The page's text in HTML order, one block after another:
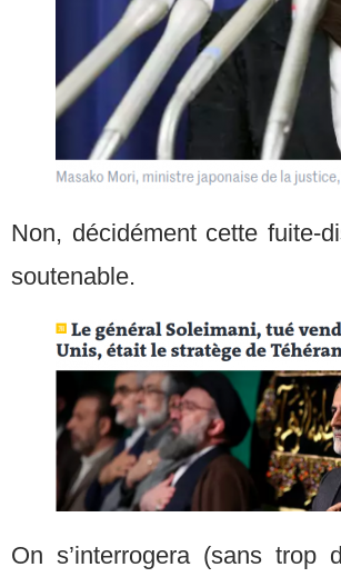
Non, décidément cette fuite-
soutenable.
On s’interrogera (sans trop